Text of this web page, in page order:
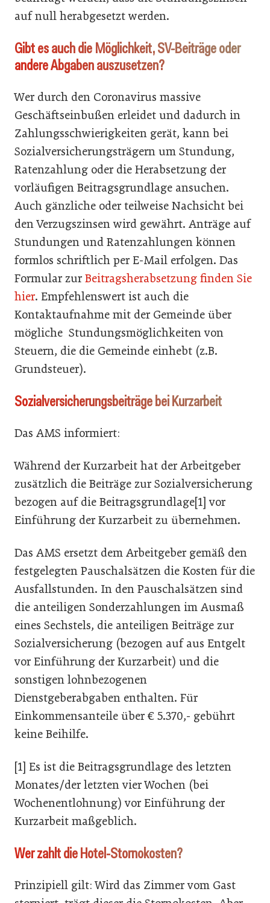
auf null herabgesetzt werden.
Gibt es auch die Möglichkeit, SV-Beiträge oder
andere Abgaben auszusetzen?
Wer durch den Coronavirus massive
Geschäftseinbußen erleidet und dadurch in
Zahlungsschwierigkeiten gerät, kann bei
Sozialversicherungsträgern um Stundung,
Ratenzahlung oder die Herabsetzung der
vorläufigen Beitragsgrundlage ansuchen.
Auch gänzliche oder teilweise Nachsicht bei
den Verzugszinsen wird gewährt. Anträge auf
Stundungen und Ratenzahlungen können
formlos schriftlich per E-Mail erfolgen. Das
Formular zur Beitragsherabsetzung finden Sie
hier. Empfehlenswert ist auch die
Kontaktaufnahme mit der Gemeinde über
mögliche Stundungsmöglichkeiten von
Steuern, die die Gemeinde einhebt (z.B.
Grundsteuer).
Sozialversicherungsbeiträge bei Kurzarbeit
Das AMS informiert:
Während der Kurzarbeit hat der Arbeitgeber
zusätzlich die Beiträge zur Sozialversicherung
bezogen auf die Beitragsgrundlage[1] vor
Einführung der Kurzarbeit zu übernehmen.
Das AMS ersetzt dem Arbeitgeber gemäß den
festgelegten Pauschalsätzen die Kosten für die
Ausfallstunden. In den Pauschalsätzen sind
die anteiligen Sonderzahlungen im Ausmaß
eines Sechstels, die anteiligen Beiträge zur
Sozialversicherung (bezogen auf aus Entgelt
vor Einführung der Kurzarbeit) und die
sonstigen lohnbezogenen
Dienstgeberabgaben enthalten. Für
Einkommensanteile über € 5.370,- gebührt
keine Beihilfe.
[1] Es ist die Beitragsgrundlage des letzten
Monates/der letzten vier Wochen (bei
Wochenentlohnung) vor Einführung der
Kurzarbeit maßgeblich.
Wer zahlt die Hotel-Stornokosten?
Prinzipiell gilt: Wird das Zimmer vom Gast